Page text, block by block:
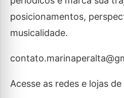
posicionamentos,
musicalidade.
Acesse as redes e lojas